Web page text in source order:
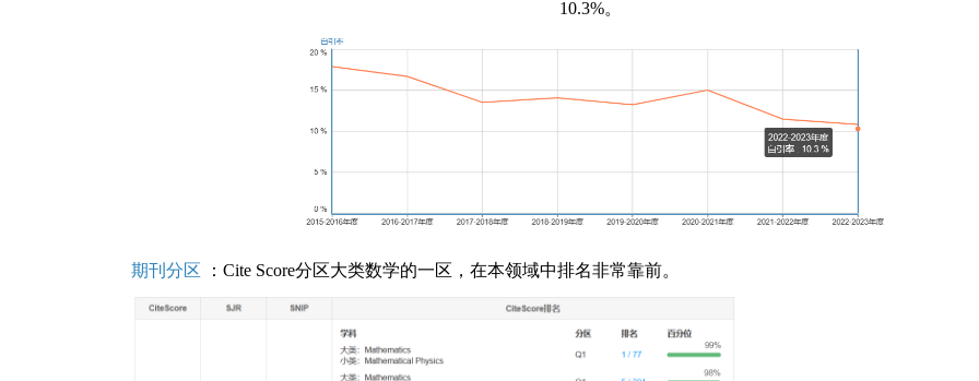
10.3%。
期刊分区 ：Cite Score分区大类数学的一区，在本领域中排名非常靠前。